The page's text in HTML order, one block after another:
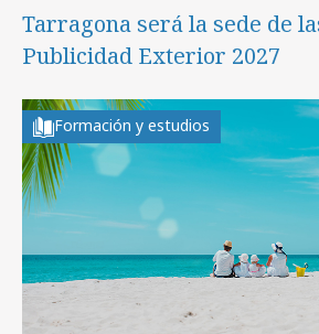
Tarragona será la sede de
Publicidad Exterior 2027
Formación y estudios